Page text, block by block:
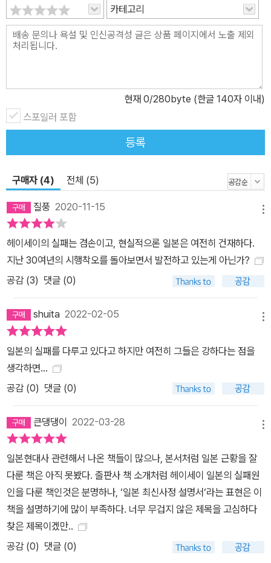
로 옮겨갔다고 저자는 분석한다. 일본은 점점 늙어가는 사회가 되고,
성장은 환상으로 끝났지만 정부는 리스크를 각오한 채 어떻게든 경제
를 부양하려고 필사적이 될 것이라고 저자는 내다봤다. 그러므로, 제
완화로 공공영역은 점점 축소돼 경제가 일시 부양하더라도 격차는 확
대되는 만큼, 사회전체의 열화는 멈추지 않을 것으로 예상했다. '잃어
버린 30년'이 '잃어버린 반세기'가 될 수도 있다는 우려도 감추지 않
는다. 저자는 위기의 실상을 정면으로 응시하며 모두가 위기를 위기
지적한다. 한국에 주는 시사점은? 헤이세이 시대의 사회 분야에서 저
비가 저출산을 가속화시켰지만 가장 큰 원인은 '빈곤화'이다. 버블붕
괴 이후 기업들이 비정규직 고용을 대거 늘림으로써 노동자들의 생활
기반을 붕괴시켰고, 그들이 인생설계를 하기 어렵게 만든 것이 저출
산으로 이어졌다는 것이다. 그런데 이는 한국이 더 심각하게 겪는 문
제이기도 하다. 한국의 합계출생률은 2018년 0.98명, 2019년에는
0.92명까지 떨어지며 2년째 '0명대 출산율'을 기록했다. 경제협력개
발기구(OECD) 36개 회원국 중 출산율이 0명대인 유일한 나라다.
합계출산율 1.4명대 수준을 유지하고 있는 일본은 그나마 나은 편이
다. 저출산 현상의 구조적 배경은 일견 흡사하지만, 한국은 교육비·주
거비의 과중한 부담이 출산은 물론 결혼 자체를 어렵게 만들고 있는
현실을 추가로 꼽지 않을 수 없다. 이 책은 세계에서 한국과 가장 유사
서 의미가 있다. 현재 일본이 겪는 위기를 한국은 피해갈 수 있을까.
헤이세이 일본의 '실패 박물관'을 돌아보는 것은 한국의 독자들에게
타산지석이 될 수 있을 것이다. 현대 일본을 만들어간 다양한 인물들
이 책은 아사하라 쇼코 옴진리교 교주, 카를로스 곤 닛산 전 회장, 대
중가수인 미소라 히바리, 고무로 데쓰야, 아무로 나미에, 우타다 히카
루, 애니메이션 감독인 미야자키 하야오, 안노 히데아키, 오토모 가쓰
히로 등 각 방면의 다양한 인물을 등장시켜, 이들이 헤이세이 일본을
하는 '종말' 서사가 헤이세이 시대와 어떻게 조응했는지도 흥미를 더
카테고리
현재 0/280byte (한글 140자 이내)
스포일러 포함
등록
구매자 (4) 전체 (5)
질풍 2020-11-15
헤이세이의 실패는 겸손이고, 현실적으론 일본은 여전히 건재하다.
지난 30여년의 시행착오를 돌아보면서 발전하고 있는게 아닌가?
공감 (3) 댓글 (0)
shuita 2022-02-05
일본의 실패를 다루고 있다고 하지만 여전히 그들은 강하다는 점을
생각하면...
공감 (0) 댓글 (0)
큰댕댕이 2022-03-28
일본현대사 관련해서 나온 책들이 많으나, 본서처럼 일본 근황을 잘
다룬 책은 아직 못봤다. 출판사 책 소개처럼 헤이세이 일본의 실패원
인을 다룬 책인것은 분명하나, ‘일본 최신사정 설명서‘라는 표현은 이
책을 설명하기에 많이 부족하다. 너무 무겁지 않은 제목을 고심하다
찾은 제목이겠만..
공감 (0) 댓글 (0)